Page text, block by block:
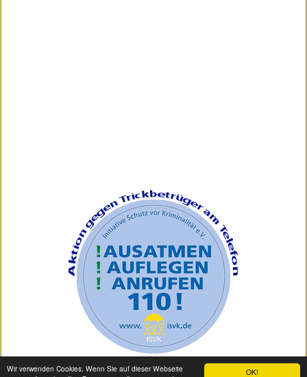
OK!
Wir verwenden Cookies. Wenn Sie auf dieser Webseite